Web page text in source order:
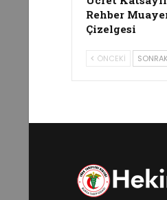
Rehber
Çizelgesi
ÖNCEKI